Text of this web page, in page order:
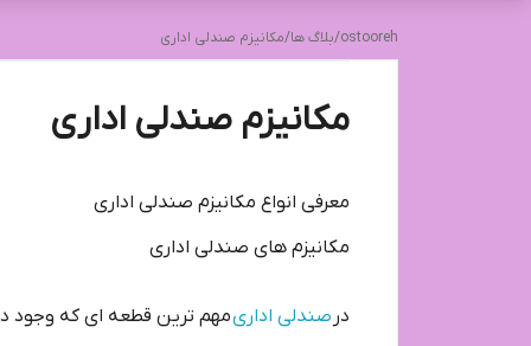
ostooreh
/بلاگ ها/مکانیزم صندلی اداری
مکانیزم صندلی اداری
معرفی انواع مکانیزم صندلی اداری
مکانیزم های صندلی اداری
در صندلی اداریمهم ترین قطعه ای که وجود